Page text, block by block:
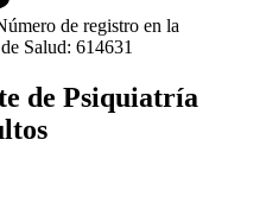
de registro en la
Salud: 614631
de Psiquiatría